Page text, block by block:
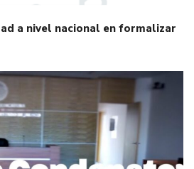
a nivel nacional en formalizar